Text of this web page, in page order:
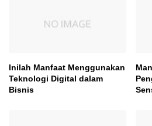
Inilah Manfaat Menggunakan
Teknologi Digital dalam
Bisnis